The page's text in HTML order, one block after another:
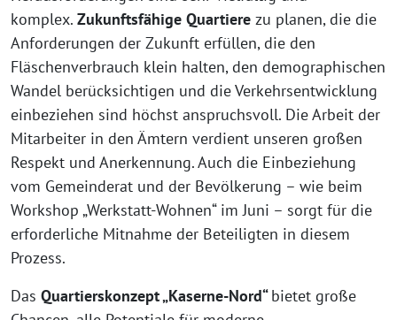
komplex. Zukunftsfähige Quartiere zu planen, die die
Anforderungen der Zukunft erfüllen, die den
Fläschenverbrauch klein halten, den demographischen
Wandel berücksichtigen und die Verkehrsentwicklung
einbeziehen sind höchst anspruchsvoll. Die Arbeit der
Mitarbeiter in den Ämtern verdient unseren großen
Respekt und Anerkennung. Auch die Einbeziehung
vom Gemeinderat und der Bevölkerung – wie beim
Workshop „Werkstatt-Wohnen“ im Juni – sorgt für die
erforderliche Mitnahme der Beteiligten in diesem
Prozess.
Das Quartierskonzept „Kaserne-Nord“bietet große